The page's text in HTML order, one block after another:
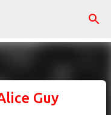
Guy